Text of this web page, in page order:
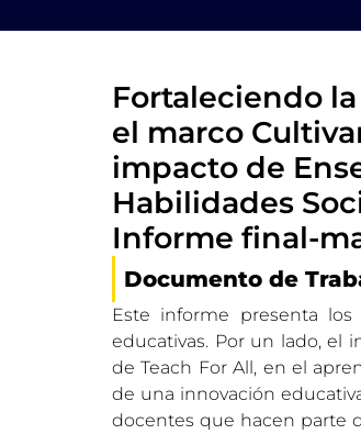
Fortaleciendo
el marco
impacto de
Habilidades
Informe final-
Documento de
Este informe presenta
educativas. Por un lado, el
de Teach For All, en el
de una innovación
docentes que hacen parte